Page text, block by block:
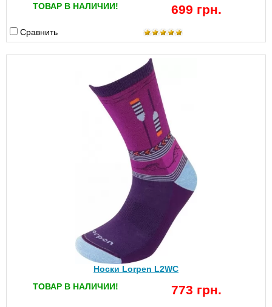
ТОВАР В НАЛИЧИИ!
699 грн.
Сравнить
Носки Lorpen L2WС
ТОВАР В НАЛИЧИИ!
773 грн.